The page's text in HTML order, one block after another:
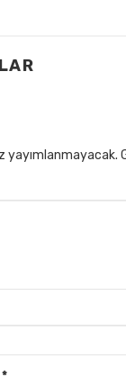
yayımlanmayacak.
*